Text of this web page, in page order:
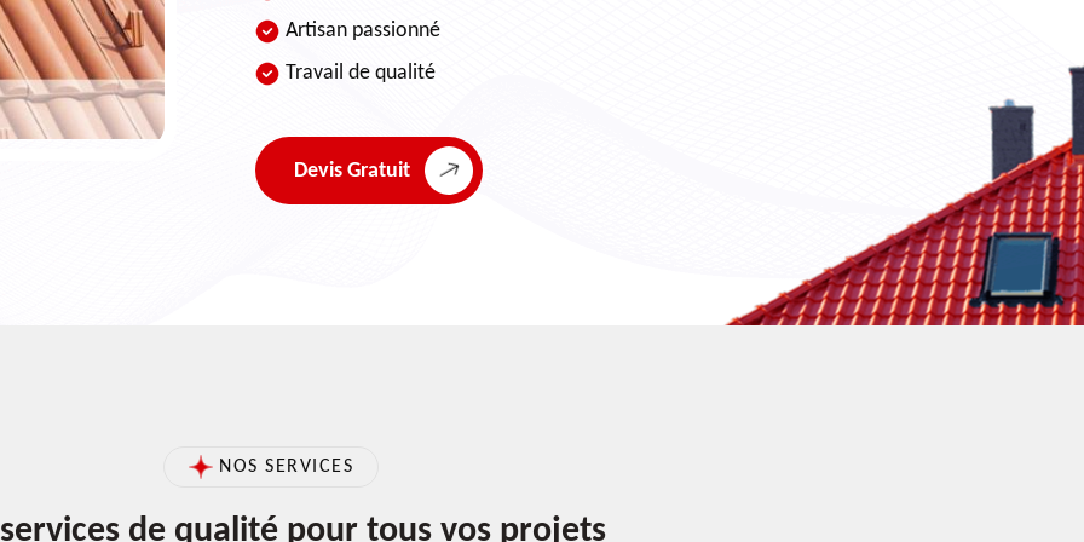
Artisan passionné
Travail de qualité
Devis Gratuit
NOS SERVICES
de qualité pour tous vos projets